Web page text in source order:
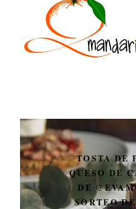
TOSTA DE
QUESO DE
DE
SORTEO